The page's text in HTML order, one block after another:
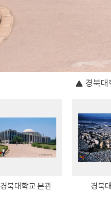
경북대
경북대학교 본관 경북